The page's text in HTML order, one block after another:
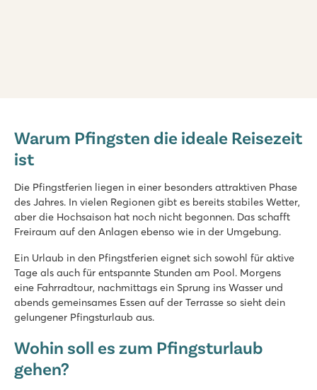
Holland - - Nordbrabant - Kaatsheuvel
★ ★ ★
Beheiztes Hallenbad, coole Außenrutschen und
Schöne Lage in der Nähe der Loonse und Drunense Dünen
Nur 8 Minuten mit dem Auto vom Efteling-Vergnügungspark
Marvilla Parks Friese Meren
Holland - - Friesland - Lemmer
★ ★ ★
Gemütliches Restaurant mit schöner Terrasse
Das Slotermeer (See) ist zu Fuß erreichbar
Warum Pfingsten die ideale Reisezeit
ist
Die Pfingstferien liegen in einer besonders attraktiven Phase
des Jahres. In vielen Regionen gibt es bereits stabiles Wetter,
aber die Hochsaison hat noch nicht begonnen. Das schafft
Freiraum auf den Anlagen ebenso wie in der Umgebung.
Ein Urlaub in den Pfingstferien eignet sich sowohl für aktive
Tage als auch für entspannte Stunden am Pool. Morgens
eine Fahrradtour, nachmittags ein Sprung ins Wasser und
abends gemeinsames Essen auf der Terrasse so sieht dein
gelungener Pfingsturlaub aus.
Wohin soll es zum Pfingsturlaub
gehen?